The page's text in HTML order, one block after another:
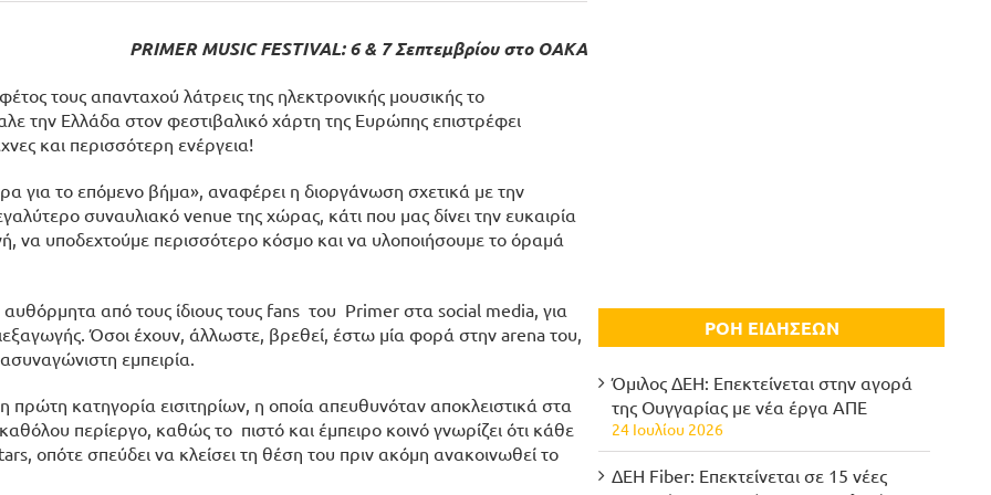
PRIMER MUSIC FESTIVAL: 6 & 7 Σεπτεμβρίου στο ΟΑΚΑ
τους απανταχού λάτρεις της ηλεκτρονικής μουσικής το
την Ελλάδα στον φεστιβαλικό χάρτη της Ευρώπης επιστρέφει
και περισσότερη ενέργεια!
για το επόμενο βήμα», αναφέρει η διοργάνωση σχετικά με την
συναυλιακό venue της χώρας, κάτι που μας δίνει την ευκαιρία
να υποδεχτούμε περισσότερο κόσμο και να υλοποιήσουμε το όραμά
από τους ίδιους τους fans του Primer στα social media, για
Όσοι έχουν, άλλωστε, βρεθεί, έστω μία φορά στην arena του,
εμπειρία.
κατηγορία εισιτηρίων, η οποία απευθυνόταν αποκλειστικά στα
περίεργο, καθώς το πιστό και έμπειρο κοινό γνωρίζει ότι κάθε
οπότε σπεύδει να κλείσει τη θέση του πριν ακόμη ανακοινωθεί το
ΡΟΗ ΕΙΔΗΣΕΩΝ
Όμιλος ΔΕΗ: Επεκτείνεται στην αγορά
της Ουγγαρίας με νέα έργα ΑΠΕ
24 Ιουλίου 2026
ΔΕΗ Fiber: Επεκτείνεται σε 15 νέες